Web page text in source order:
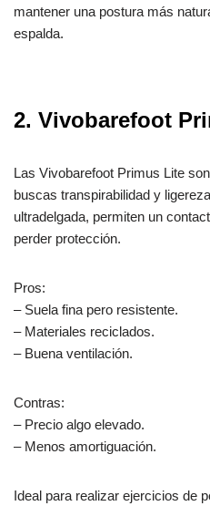
mantener una postura más
espalda.
2. Vivobarefoot
Las Vivobarefoot Primus Lite
buscas transpirabilidad y
ultradelgada, permiten un
perder protección.
Pros:
– Suela fina pero resistente.
– Materiales reciclados.
– Buena ventilación.
Contras:
– Precio algo elevado.
– Menos amortiguación.
Ideal para realizar ejercicios de